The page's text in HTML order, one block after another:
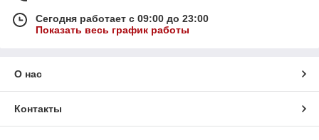
Сегодня работает с 09:00 до 23:00
Показать весь график работы
О нас
Контакты